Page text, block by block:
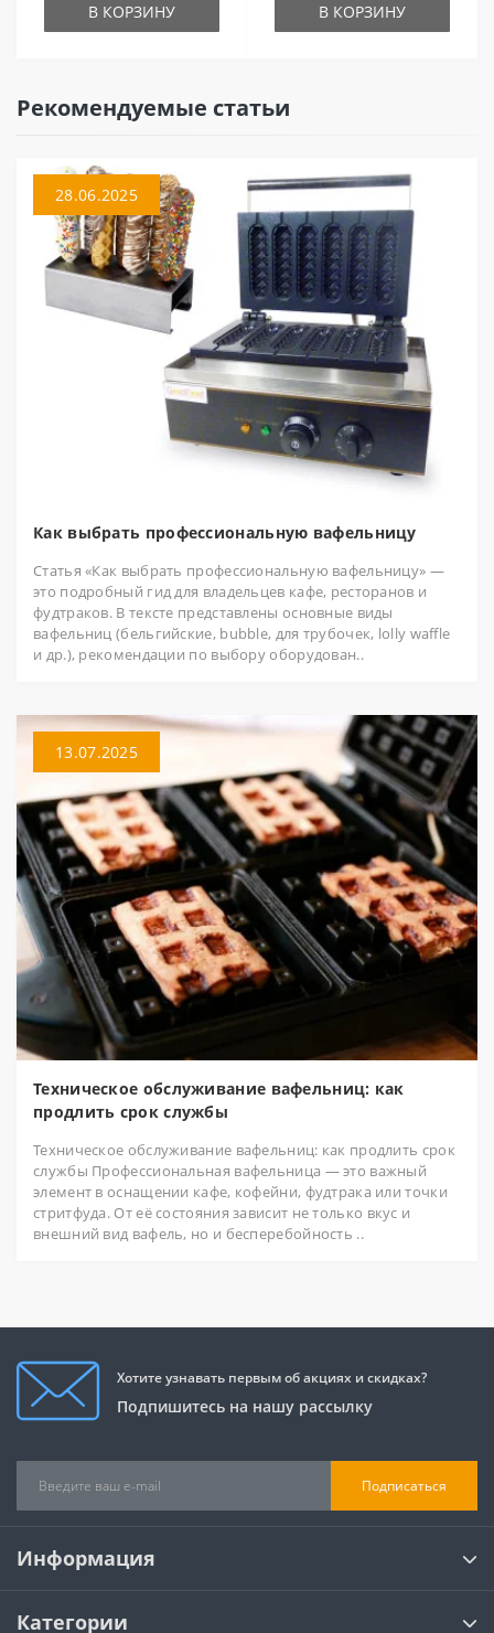
В КОРЗИНУ В КОРЗИНУ
Рекомендуемые статьи
28.06.2025
Как выбрать профессиональную вафельницу
Статья «Как выбрать профессиональную вафельницу» —
это подробный гид для владельцев кафе, ресторанов и
фудтраков. В тексте представлены основные виды
вафельниц (бельгийские, bubble, для трубочек, lolly waffle
и др.), рекомендации по выбору оборудован..
13.07.2025
Техническое обслуживание вафельниц: как
продлить срок службы
Техническое обслуживание вафельниц: как продлить срок
службы Профессиональная вафельница — это важный
элемент в оснащении кафе, кофейни, фудтрака или точки
стритфуда. От её состояния зависит не только вкус и
внешний вид вафель, но и бесперебойность ..
Хотите узнавать первым об акциях и скидках?
Подпишитесь на нашу рассылку
Подписаться
Информация
Категории